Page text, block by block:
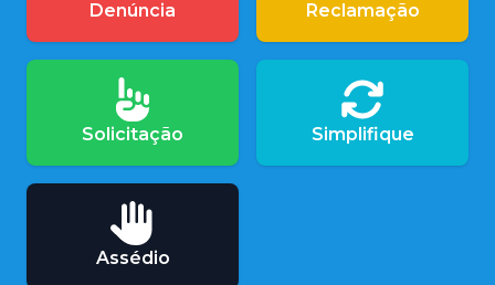
Denúncia Reclamação
Solicitação Simplifique
Assédio